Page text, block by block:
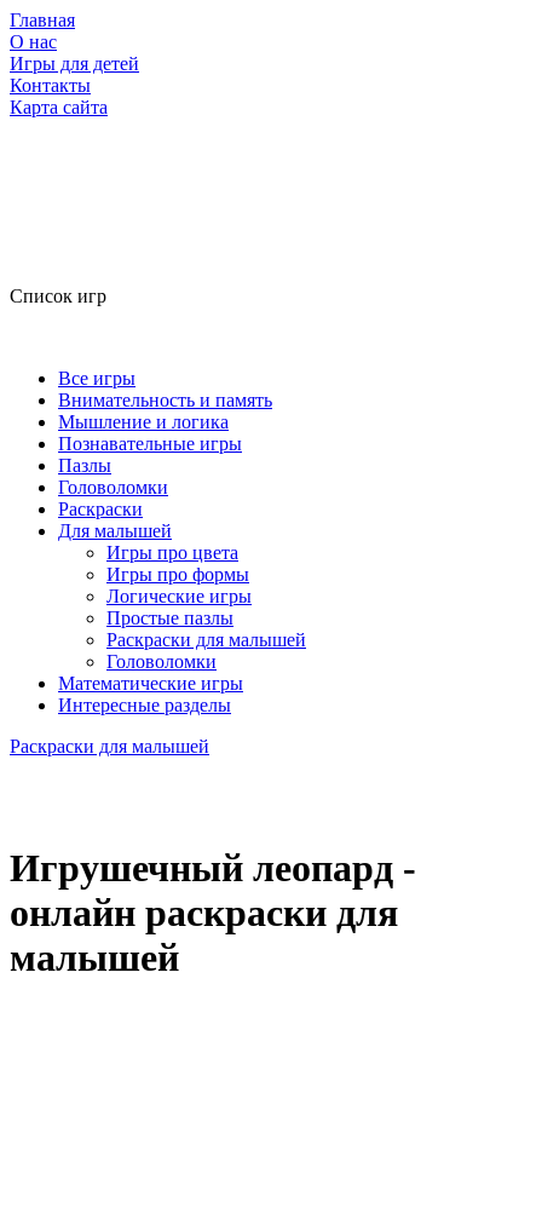
Главная
О нас
Игры для детей
Контакты
Карта сайта
Список игр
Все игры
Внимательность и память
Мышление и логика
Познавательные игры
Пазлы
Головоломки
Раскраски
Для малышей
Игры про цвета
Игры про формы
Логические игры
Простые пазлы
Раскраски для малышей
Головоломки
Математические игры
Интересные разделы
Раскраски для малышей
Игрушечный леопард -
онлайн раскраски для
малышей